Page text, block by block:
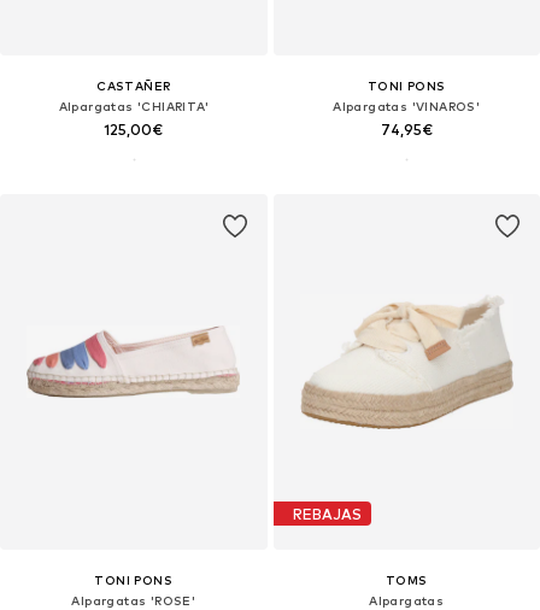
CASTAÑER
Alpargatas 'CHIARITA'
125,00€
TONI PONS
Alpargatas 'VINAROS'
74,95€
TONI PONS
Alpargatas 'ROSE'
REBAJAS
TOMS
Alpargatas